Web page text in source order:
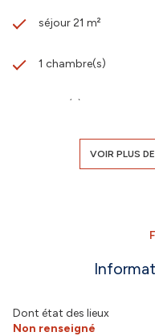
séjour 21 m²
1 chambre(s)
1 salle(s) de bain
1er étage
VOIR PLUS
Dont état des lieux
Non renseigné